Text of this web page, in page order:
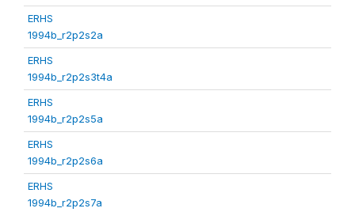
ERHS
1994b_r2p2s2a
ERHS
1994b_r2p2s3t4a
ERHS
1994b_r2p2s5a
ERHS
1994b_r2p2s6a
ERHS
1994b_r2p2s7a